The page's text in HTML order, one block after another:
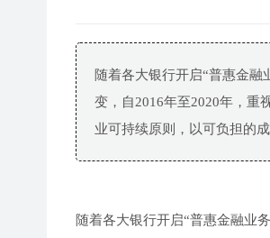
随着各大银行开启“普惠金
变，自2016年至2020年，重
业可持续原则，以可负担的
随着各大银行开启“普惠金融业